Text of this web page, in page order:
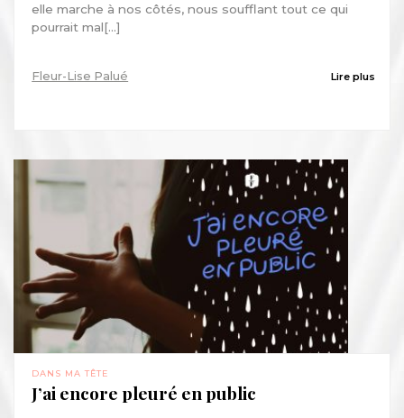
elle marche à nos côtés, nous soufflant tout ce qui
pourrait mal[...]
Fleur-Lise Palué Lire plus
DANS MA TÊTE
J’ai encore pleuré en public